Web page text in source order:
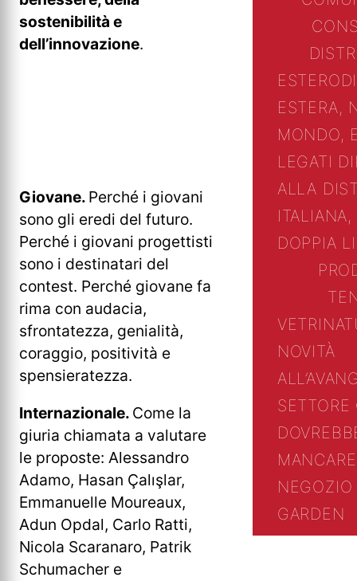
sostenibilità e
dell’innovazione.
Giovane. Perché i giovani
sono gli eredi del futuro.
Perché i giovani progettisti
sono i destinatari del
contest. Perché giovane fa
rima con audacia,
sfrontatezza, genialità,
coraggio, positività e
spensieratezza.
Internazionale. Come la
giuria chiamata a valutare
le proposte: Alessandro
Adamo, Hasan Çalışlar,
Emmanuelle Moureaux,
Adun Opdal, Carlo Ratti,
Nicola Scaranaro, Patrik
Schumacher e
ESTERO
ESTERA,
MONDO,
LEGATI
ALLA
DOPPIA
VETRINA
NOVITÀ
GARDEN